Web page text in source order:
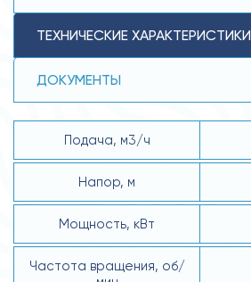
ТЕХНИЧЕСКИЕ ХАРАКТЕРИСТИКИ
ДОКУМЕНТЫ
Подача, м3/ч
Напор, м
Мощность, кВт
Частота вращения, об/